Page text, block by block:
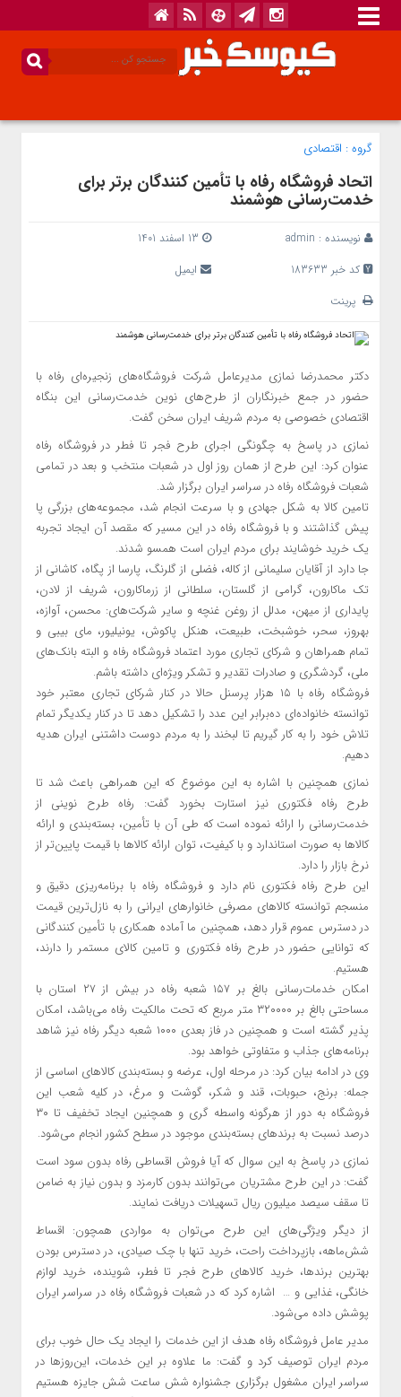
گروه : اقتصادی
اتحاد فروشگاه رفاه با تأمین کنندگان برتر برای
خدمت‌رسانی هوشمند
نویسنده : admin
کد خبر 183633
ایمیل
پرینت
دکتر محمدرضا نمازی مدیرعامل شرکت فروشگاه‌های زنجیره‌ای رفاه با
حضور در جمع خبرنگاران از طرح‌های نوین خدمت‌رسانی این بنگاه
اقتصادی خصوصی به مردم شریف ایران سخن گفت‌.
نمازی در پاسخ به چگونگی اجرای طرح فجر تا فطر در فروشگاه رفاه
عنوان کرد: این طرح از همان روز اول در شعبات منتخب و بعد در تمامی
شعبات فروشگاه رفاه در سراسر ایران برگزار شد.
تامین کالا به شکل جهادی و با سرعت انجام شد، مجموعه‌های بزرگی پا
پیش گذاشتند و با فروشگاه رفاه در این مسیر که مقصد آن ایجاد تجربه
یک خرید خوشایند برای مردم ایران است همسو شدند.
جا دارد از آقایان سلیمانی از کاله، فضلی از گلرنگ، پارسا از پگاه، کاشانی از
تک ماکارون، گرامی از گلستان، سلطانی از زرماکارون، شریف از لادن،
پایداری از میهن، مدلل از روغن غنچه و سایر شرکت‌های: محسن، آوازه،
بهروز، سحر، خوشبخت، طبیعت، هنکل پاکوش، یونیلیور، مای بیبی و
تمام همراهان و شرکای تجاری مورد اعتماد فروشگاه رفاه و البته بانک‌های
ملی، گردشگری و صادرات تقدیر و تشکر ویژه‌ای داشته باشم.
فروشگاه رفاه با ۱۵ هزار پرسنل حالا در کنار شرکای تجاری معتبر خود
توانسته خانواده‌ای ده‌برابر این عدد را تشکیل دهد تا در کنار یکدیگر تمام
تلاش خود را به کار گیریم تا لبخند را به مردم دوست داشتنی ایران هدیه
دهیم.
نمازی همچنین با اشاره به این موضوع که این همراهی باعث شد تا
طرح رفاه فکتوری نیز استارت بخورد گفت: رفاه طرح نوینی از
خدمت‌رسانی را ارائه نموده است که طی آن با تأمین، بسته‌بندی و ارائه
کالاها به صورت استاندارد و با کیفیت، توان ارائه کالاها با قیمت پایین‌تر از
نرخ بازار را دارد.
این طرح رفاه فکتوری نام دارد و فروشگاه رفاه با برنامه‌ریزی دقیق و
منسجم توانسته کالاهای مصرفی خانوارهای ایرانی را به نازل‌ترین قیمت
در دسترس عموم قرار دهد، همچنین ما آماده همکاری با تأمین کنندگانی
که توانایی حضور در طرح رفاه فکتوری و تامین کالای مستمر را دارند،
هستیم.
امکان خدمات‌رسانی بالغ بر ۱۵۷ شعبه رفاه در بیش از ۲۷ استان با
مساحتی بالغ بر ۳۲۰۰۰۰ متر مربع که تحت مالکیت رفاه می‌باشد، امکان
پذیر گشته است و همچنین در فاز بعدی ۱۰۰۰ شعبه دیگر رفاه نیز شاهد
برنامه‌های جذاب و متفاوتی خواهد بود.
وی در ادامه بیان کرد: در مرحله اول، عرضه و بسته‌بندی کالاهای اساسی از
جمله: برنج، حبوبات، قند و شکر، گوشت و مرغ، در کلیه شعب این
فروشگاه به‌ دور از هرگونه واسطه گری و همچنین ایجاد تخفیف تا ۳۰
درصد نسبت به برندهای بسته‌بندی موجود در سطح کشور انجام می‌شود.
نمازی در پاسخ به این سوال که آیا فروش اقساطی رفاه بدون سود است
گفت: در این طرح مشتریان می‌توانند بدون کارمزد و بدون نیاز به ضامن
تا سقف سیصد میلیون ریال تسهیلات دریافت نمایند.
از دیگر ویژگی‌های این طرح می‌توان به مواردی همچون: اقساط
شش‌ماهه، بازپرداخت راحت، خرید تنها با چک صیادی، در دسترس بودن
بهترین برندها، خرید کالاهای طرح فجر تا فطر، شوینده، خرید لوازم
خانگی، غذایی و … اشاره کرد که در شعبات فروشگاه رفاه در سراسر ایران
پوشش داده می‌شود.
مدیر عامل فروشگاه رفاه هدف از این خدمات را ایجاد یک حال خوب برای
مردم ایران توصیف کرد و گفت: ما علاوه بر این خدمات، این‌روزها در
سراسر ایران مشغول برگزاری جشنواره شش ساعت شش جایزه هستیم